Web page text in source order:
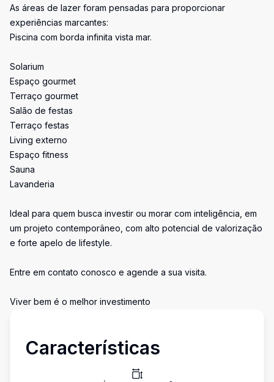
As áreas de lazer foram pensadas para proporcionar
experiências marcantes:
Piscina com borda infinita vista mar.
Solarium
Espaço gourmet
Terraço gourmet
Salão de festas
Terraço festas
Living externo
Espaço fitness
Sauna
Lavanderia
Ideal para quem busca investir ou morar com inteligência, em
um projeto contemporâneo, com alto potencial de valorização
e forte apelo de lifestyle.
Entre em contato conosco e agende a sua visita.
Viver bem é o melhor investimento
Características